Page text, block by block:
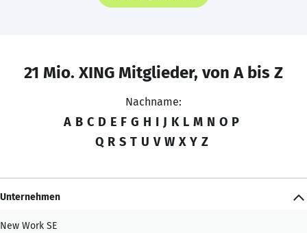
21 Mio. XING Mitglieder, von A bis Z
Nachname:
A B C D E F G H I J K L M N O P
Q R S T U V W X Y Z
Unternehmen
New Work SE